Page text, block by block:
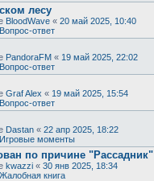
лесу
BloodWave « 20 май 2025, 10:40
Вопрос-ответ
PandoraFM « 19 май 2025, 22:02
Вопрос-ответ
Graf Alex « 19 май 2025, 15:54
Вопрос-ответ
Dastan « 22 апр 2025, 18:22
Игровые моменты
по причине "Рассадник"
kwazzi « 30 янв 2025, 18:34
Жалобная книга